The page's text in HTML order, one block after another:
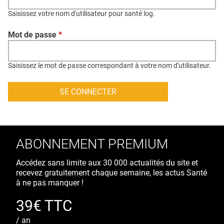
CONTACT
CRÉDITS
Saisissez votre nom d'utilisateur pour santé log.
Mot de passe *
Saisissez le mot de passe correspondant à votre nom d'utilisateur.
ABONNEMENT PREMIUM
Accédez sans limite aux 30 000 actualités du site et
recevez gratuitement chaque semaine, les actus Santé
à ne pas manquer !
39€ TTC
/ an